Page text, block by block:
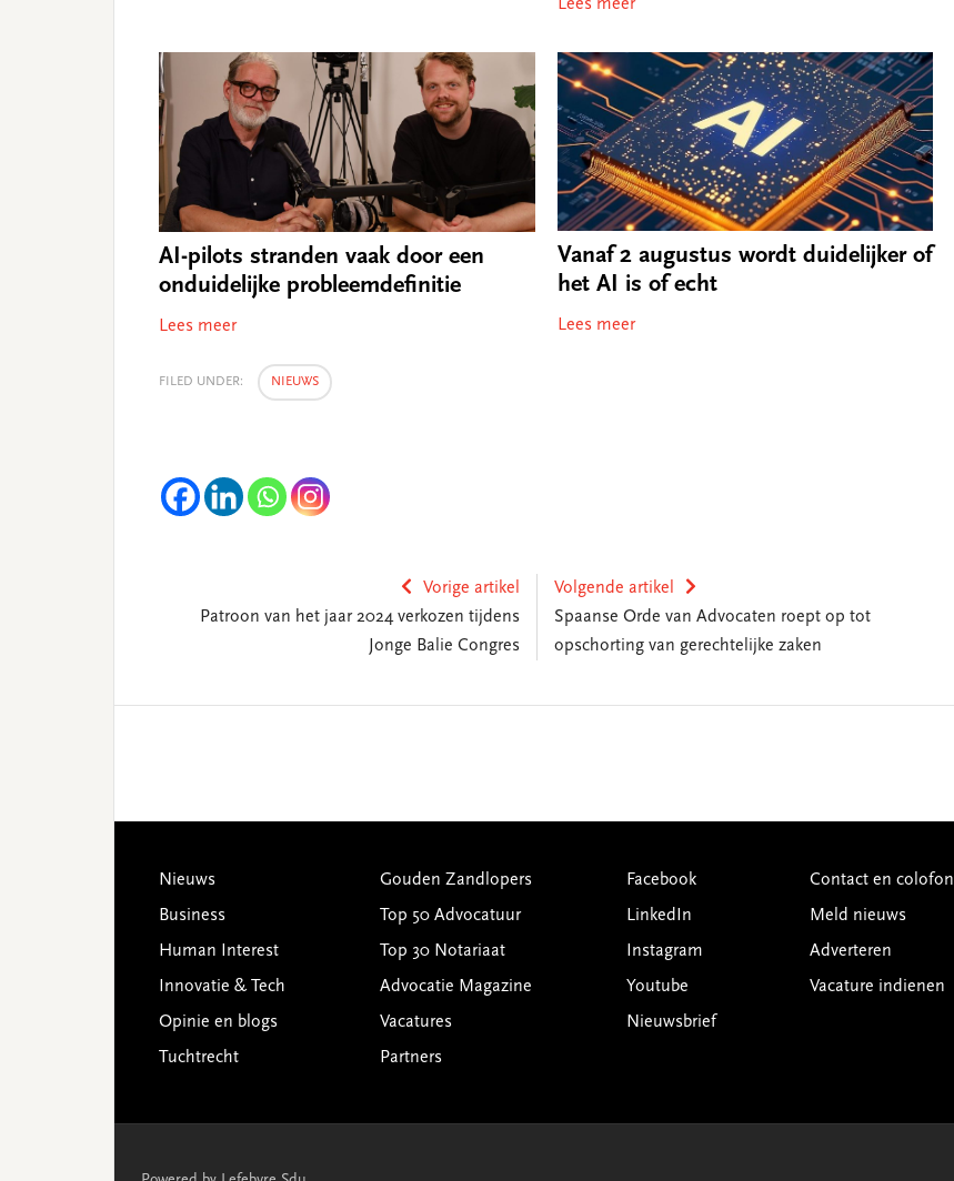
Lees meer
AI-pilots stranden vaak door een
onduidelijke probleemdefinitie
Lees meer
Vanaf 2 augustus wordt duidelijker of
het AI is of echt
Lees meer
FILED UNDER: NIEUWS
Vorige artikel
Patroon van het jaar 2024 verkozen tijdens
Jonge Balie Congres
Volgende artikel
Spaanse Orde van Advocaten roept op tot
opschorting van gerechtelijke zaken
Footer
Nieuws
Business
Human Interest
Innovatie & Tech
Opinie en blogs
Tuchtrecht
Gouden Zandlopers
Top 50 Advocatuur
Top 30 Notariaat
Advocatie Magazine
Vacatures
Partners
Facebook
LinkedIn
Instagram
Youtube
Nieuwsbrief
Contact en colofon
Meld nieuws
Adverteren
Vacature indienen